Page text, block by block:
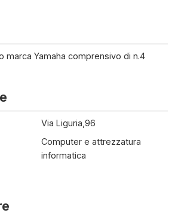
marca Yamaha comprensivo di n.4
Via Liguria,96
Computer e attrezzatura
informatica